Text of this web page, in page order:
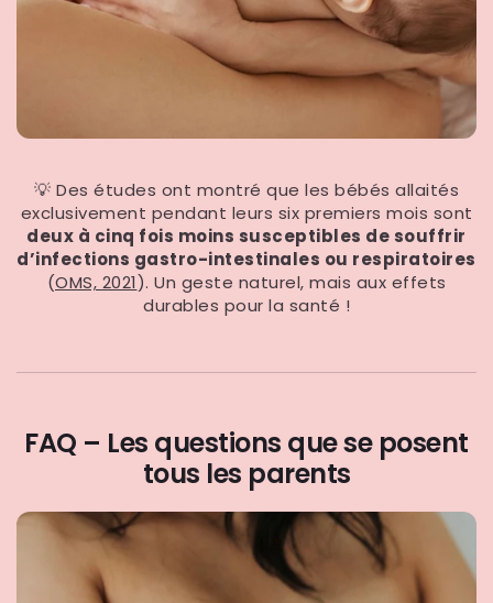
💡 Des études ont montré que les bébés allaités
exclusivement pendant leurs six premiers mois sont
deux à cinq fois moins susceptibles de souffrir
d’infections gastro-intestinales ou respiratoires
(OMS, 2021). Un geste naturel, mais aux effets
durables pour la santé !
FAQ – Les questions que se posent
tous les parents